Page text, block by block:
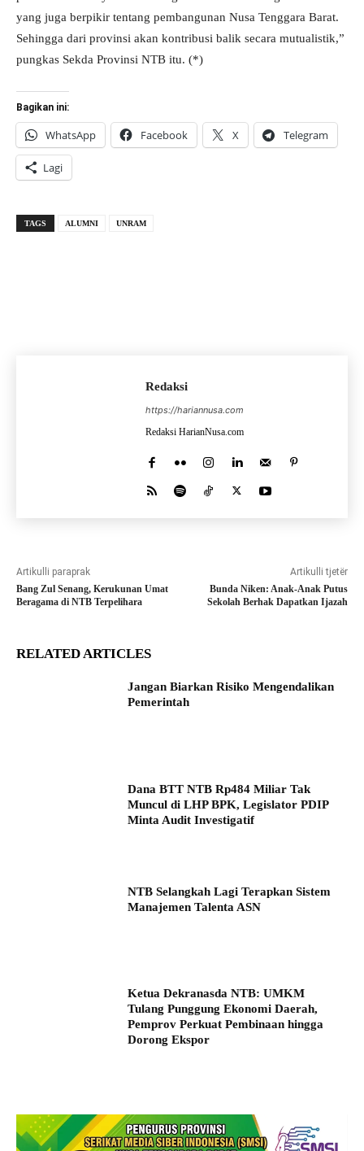
yang juga berpikir tentang pembangunan Nusa Tenggara Barat.
Sehingga dari provinsi akan kontribusi balik secara mutualistik,”
pungkas Sekda Provinsi NTB itu. (*)
Bagikan ini:
WhatsApp Facebook X Telegram
Lagi
TAGS ALUMNI UNRAM
Redaksi
https://hariannusa.com
Redaksi HarianNusa.com
Artikulli paraprak
Bang Zul Senang, Kerukunan Umat
Beragama di NTB Terpelihara
Artikulli tjetër
Bunda Niken: Anak-Anak Putus
Sekolah Berhak Dapatkan Ijazah
RELATED ARTICLES
Jangan Biarkan Risiko Mengendalikan
Pemerintah
Dana BTT NTB Rp484 Miliar Tak
Muncul di LHP BPK, Legislator PDIP
Minta Audit Investigatif
NTB Selangkah Lagi Terapkan Sistem
Manajemen Talenta ASN
Ketua Dekranasda NTB: UMKM
Tulang Punggung Ekonomi Daerah,
Pemprov Perkuat Pembinaan hingga
Dorong Ekspor